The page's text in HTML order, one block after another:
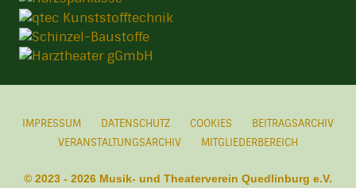
IMPRESSUM DATENSCHUTZ COOKIES
BEITRAGSARCHIV
VERANSTALTUNGSARCHIV
MITGLIEDERBEREICH
© 2023 - 2026 Musik- und Theaterverein Quedlinburg e.V.